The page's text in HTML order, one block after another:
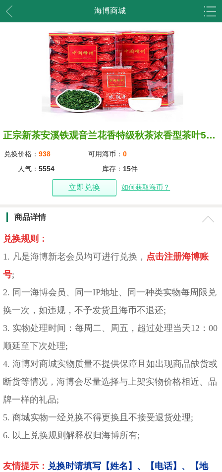
海博商城
正宗新茶安溪铁观音兰花香特级秋茶浓香型茶叶500g
兑换价格：938 可用海币： 0
人气：5554 库存： 15件
立即兑换 如何获取海币？
商品详情
兑换规则：
1. 凡是海博新老会员均可进行兑换， 点击注册海博账
号;
2. 同一海博会员、同一IP地址、同一种类实物每周限兑
换一次，如违规，不予发货且海币不退还;
3. 实物处理时间：每周二、周五，超过处理当天12：00
顺延至下次处理;
4. 海博对商城实物质量不提供保障且如出现商品缺货或
断货等情况，海博会尽量选择与上架实物价格相近、品
牌一样的礼品;
5. 商城实物一经兑换不得更换且不接受退货处理;
6. 以上兑换规则解释权归海博所有;
友情提示： 兑换时请填写【姓名】、【电话】、【地